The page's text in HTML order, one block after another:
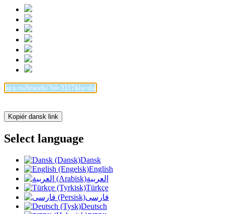
Kopiér dansk link
Select language
Dansk
English
العربية
Türkçe
فارسی
Deutsch